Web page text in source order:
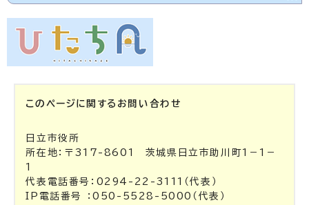
このページに関する お問い合わせ
日立市役所
所在地：〒317-8601 茨城県日立市助川町1－1－
1
代表電話番号：0294-22-3111（代表）
IP電話番号 ：050-5528-5000（代表）